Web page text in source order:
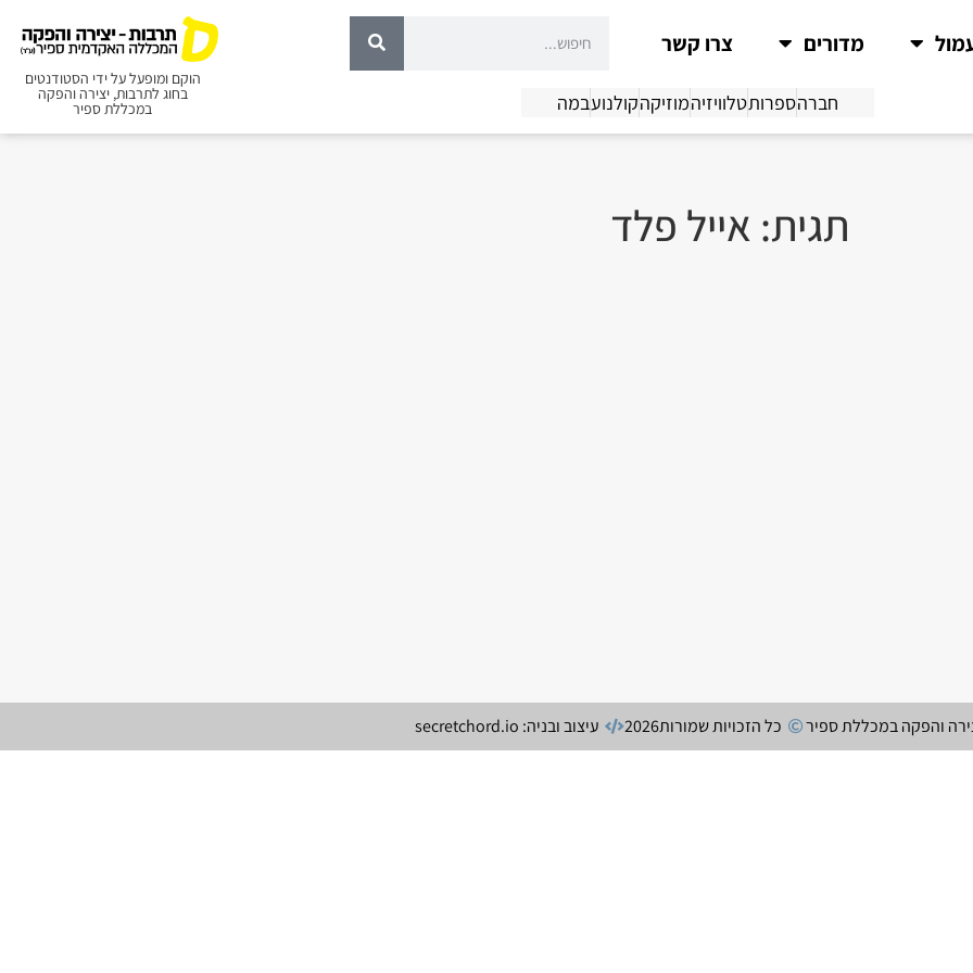
מדורים צרו קשר
חברהספרותטלוויזיהמוזיקהקולנועבמה
הוקם ומופעל על ידי הסטודנטים
בחוג לתרבות, יצירה והפקה
במכללת ספיר
תגית: אייל פלד
והפקה במכללת ספיר כל הזכויות שמורות2026 עיצוב ובניה: secretchord.io